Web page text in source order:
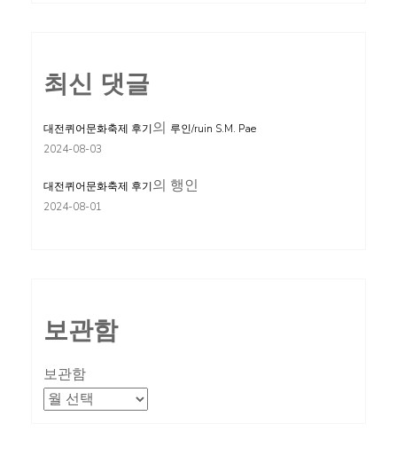
최신 댓글
대전퀴어문화축제 후기의 루인/ruin S.M. Pae
2024-08-03
대전퀴어문화축제 후기의 행인
2024-08-01
보관함
보관함